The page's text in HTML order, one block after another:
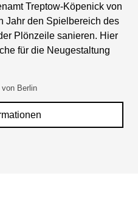
Treptow-Köpenick von
Jahr den Spielbereich des
Plönzeile sanieren. Hier
für die Neugestaltung
Berlin